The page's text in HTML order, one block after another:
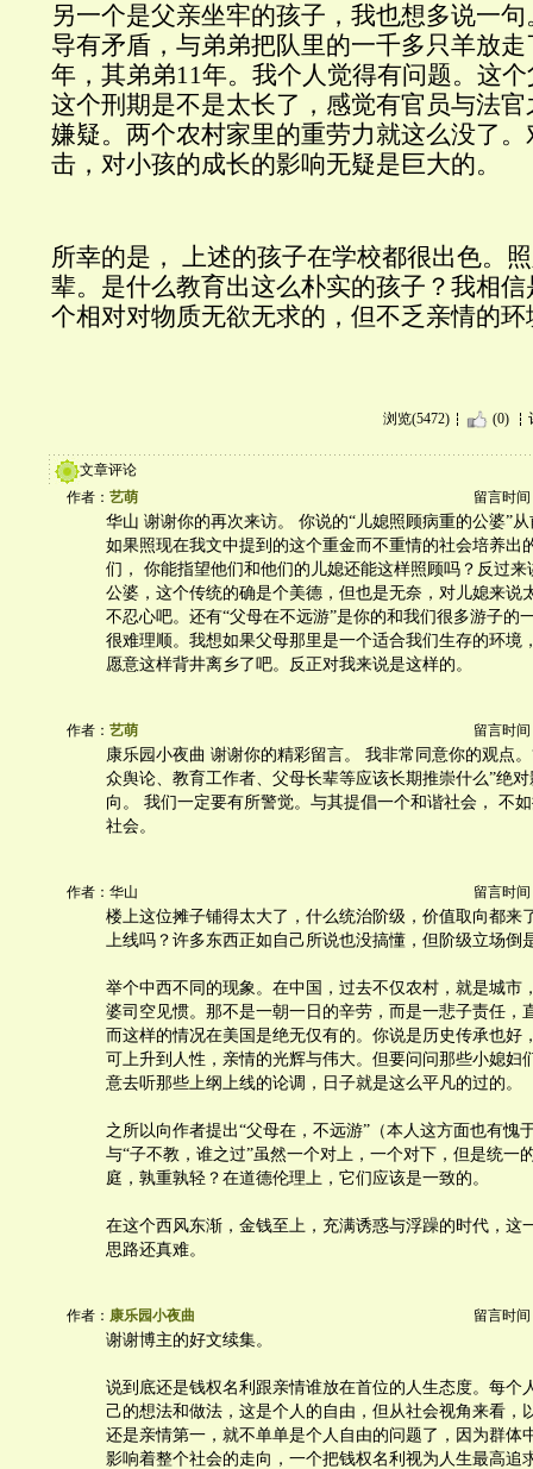
另一个是父亲坐牢的孩子， 我也想多说一句
导有矛盾，与弟弟把队里的一千多只羊放走
年， 其弟弟11年。我个人觉得有问题。这
这个刑期是不是太长了， 感觉有官员与法
嫌疑。两个农村家里的重劳力就这么没了
击， 对小孩的成长的影响无疑是巨大的。
所幸的是， 上述的孩子在学校都很出色。
辈。是什么教育出这么朴实的孩子？我相
个相对对物质无欲无求的，但不乏亲情的环
浏览(5472) (0)
文章评论
作者： 艺萌 留言时间
华山 谢谢你的再次来访。 你说的“儿媳照顾病重的公婆”
如果照现在我文中提到的这个重金而不重情的社会培养出
们， 你能指望他们和他们的儿媳还能这样照顾吗？反过来
公婆，这个传统的确是个美德，但也是无奈，对儿媳来说
不忍心吧。还有“父母在不远游”是你的和我们很多游子的
很难理顺。我想如果父母那里是一个适合我们生存的环境
愿意这样背井离乡了吧。反正对我来说是这样的。
作者： 艺萌 留言时间
康乐园小夜曲 谢谢你的精彩留言。 我非常同意你的观点
众舆论、教育工作者、父母长辈等应该长期推崇什么”绝
向。 我们一定要有所警觉。与其提倡一个和谐社会， 不
社会。
作者：华山 留言时间
楼上这位摊子铺得太大了，什么统治阶级，价值取向都来
上线吗？许多东西正如自己所说也没搞懂，但阶级立场倒
举个中西不同的现象。在中国，过去不仅农村，就是城市
婆司空见惯。那不是一朝一日的辛劳，而是一悲子责任，
而这样的情况在美国是绝无仅有的。你说是历史传承也好
可上升到人性，亲情的光辉与伟大。但要问问那些小媳妇
意去听那些上纲上线的论调，日子就是这么平凡的过的。
之所以向作者提出“父母在，不远游”（本人这方面也有愧
与“子不教，谁之过”虽然一个对上，一个对下，但是统一
庭，孰重孰轻？在道德伦理上，它们应该是一致的。
在这个西风东渐，金钱至上，充满诱惑与浮躁的时代，这
思路还真难。
作者： 康乐园小夜曲 留言时间
谢谢博主的好文续集。
说到底还是钱权名利跟亲情谁放在首位的人生态度。每个
己的想法和做法，这是个人的自由，但从社会视角来看，
还是亲情第一，就不单单是个人自由的问题了，因为群体
影响着整个社会的走向，一个把钱权名利视为人生最高追